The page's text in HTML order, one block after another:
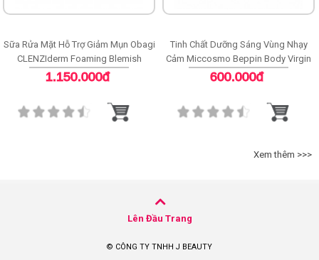
Sữa Rửa Mặt Hỗ Trợ Giảm Mụn Obagi
CLENZIderm Foaming Blemish
Cleanser
1.150.000đ
Tinh Chất Dưỡng Sáng Vùng Nhạy
Cảm Miccosmo Beppin Body Virgin
White Serum
600.000đ
Xem thêm >>>
Lên Đầu Trang
© CÔNG TY TNHH J BEAUTY